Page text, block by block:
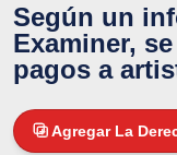
Según un
Examiner,
pagos a
Agregar La